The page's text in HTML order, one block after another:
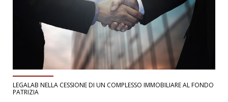
LEGALAB NELLA CESSIONE DI UN COMPLESSO IMMOBILIARE AL FONDO
PATRIZIA